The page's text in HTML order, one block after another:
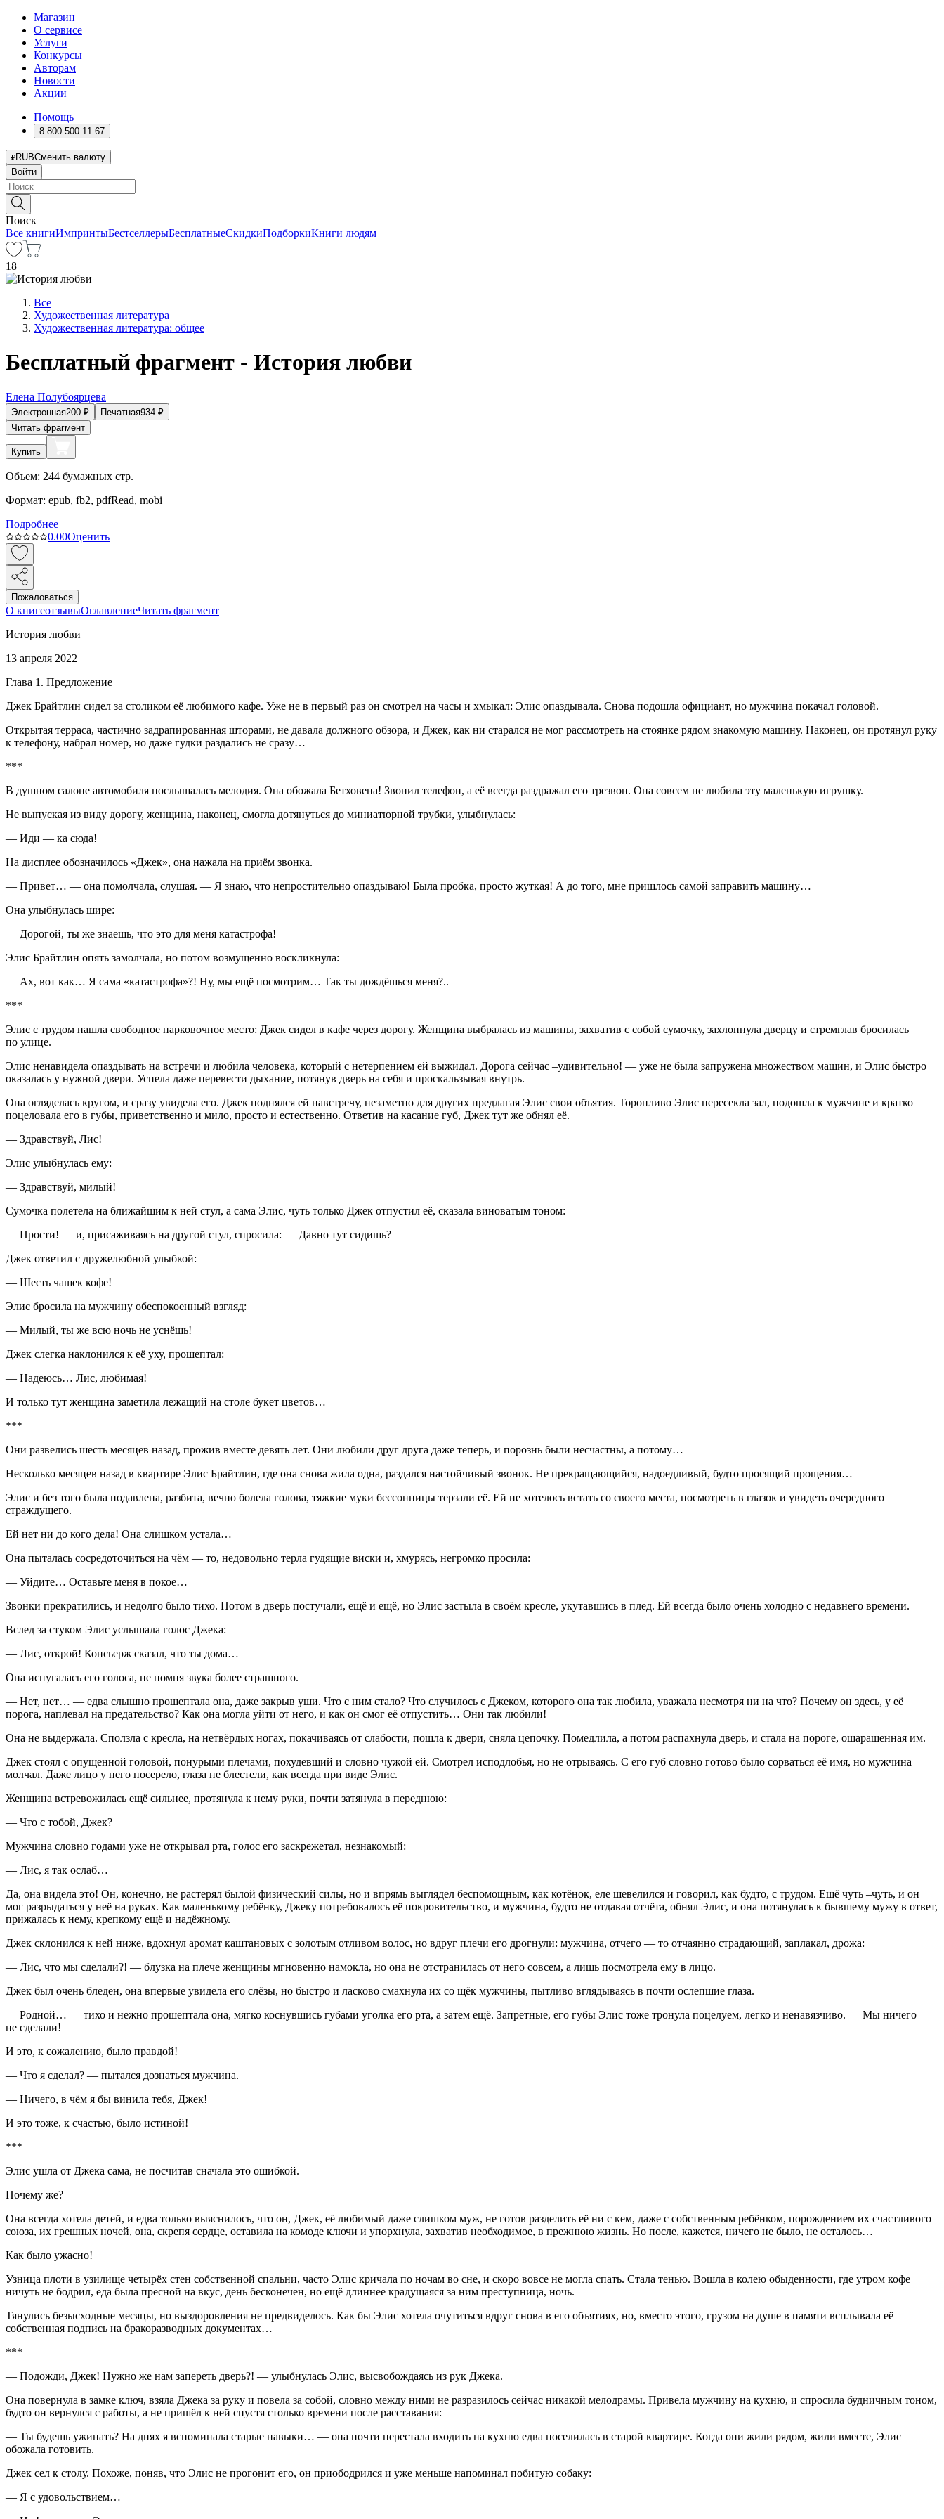
Магазин
О сервисе
Услуги
Конкурсы
Авторам
Новости
Акции
Помощь
8 800 500 11 67
RUBСменить валюту
Войти
Поиск
Все книгиИмпринтыБестселлерыБесплатныеСкидкиПодборкиКниги людям
18+
Все
Художественная литература
Художественная литература: общее
Бесплатный фрагмент - История любви
Елена Полубоярцева
Электронная200 ₽ Печатная934 ₽
Читать фрагмент
Купить
Объем: 244 бумажных стр.
Формат: epub, fb2, pdfRead, mobi
Подробнее
0.00Оценить
Пожаловаться
О книгеотзывыОглавлениеЧитать фрагмент
История любви
13 апреля 2022
Глава 1. Предложение
Джек Брайтлин сидел за столиком её любимого кафе. Уже не в первый раз он смотрел на часы и хмыкал: Элис опаздывала. Снова подошла официант, но мужчина покачал головой.
Открытая терраса, частично задрапированная шторами, не давала должного обзора, и Джек, как ни старался не мог рассмотреть на стоянке рядом знакомую машину. Наконец, он протянул руку
к телефону, набрал номер, но даже гудки раздались не сразу…
***
В душном салоне автомобиля послышалась мелодия. Она обожала Бетховена! Звонил телефон, а её всегда раздражал его трезвон. Она совсем не любила эту маленькую игрушку.
Не выпуская из виду дорогу, женщина, наконец, смогла дотянуться до миниатюрной трубки, улыбнулась:
— Иди — ка сюда!
На дисплее обозначилось «Джек», она нажала на приём звонка.
— Привет… — она помолчала, слушая. — Я знаю, что непростительно опаздываю! Была пробка, просто жуткая! А до того, мне пришлось самой заправить машину…
Она улыбнулась шире:
— Дорогой, ты же знаешь, что это для меня катастрофа!
Элис Брайтлин опять замолчала, но потом возмущенно воскликнула:
— Ах, вот как… Я сама «катастрофа»?! Ну, мы ещё посмотрим… Так ты дождёшься меня?..
***
Элис с трудом нашла свободное парковочное место: Джек сидел в кафе через дорогу. Женщина выбралась из машины, захватив с собой сумочку, захлопнула дверцу и стремглав бросилась
по улице.
Элис ненавидела опаздывать на встречи и любила человека, который с нетерпением ей выжидал. Дорога сейчас –удивительно! — уже не была запружена множеством машин, и Элис быстро
оказалась у нужной двери. Успела даже перевести дыхание, потянув дверь на себя и проскальзывая внутрь.
Она огляделась кругом, и сразу увидела его. Джек поднялся ей навстречу, незаметно для других предлагая Элис свои объятия. Торопливо Элис пересекла зал, подошла к мужчине и кратко
поцеловала его в губы, приветственно и мило, просто и естественно. Ответив на касание губ, Джек тут же обнял её.
— Здравствуй, Лис!
Элис улыбнулась ему:
— Здравствуй, милый!
Сумочка полетела на ближайшим к ней стул, а сама Элис, чуть только Джек отпустил её, сказала виноватым тоном:
— Прости! — и, присаживаясь на другой стул, спросила: — Давно тут сидишь?
Джек ответил с дружелюбной улыбкой:
— Шесть чашек кофе!
Элис бросила на мужчину обеспокоенный взгляд:
— Милый, ты же всю ночь не уснёшь!
Джек слегка наклонился к её уху, прошептал:
— Надеюсь… Лис, любимая!
И только тут женщина заметила лежащий на столе букет цветов…
***
Они развелись шесть месяцев назад, прожив вместе девять лет. Они любили друг друга даже теперь, и порознь были несчастны, а потому…
Несколько месяцев назад в квартире Элис Брайтлин, где она снова жила одна, раздался настойчивый звонок. Не прекращающийся, надоедливый, будто просящий прощения…
Элис и без того была подавлена, разбита, вечно болела голова, тяжкие муки бессонницы терзали её. Ей не хотелось встать со своего места, посмотреть в глазок и увидеть очередного
страждущего.
Ей нет ни до кого дела! Она слишком устала…
Она пыталась сосредоточиться на чём — то, недовольно терла гудящие виски и, хмурясь, негромко просила:
— Уйдите… Оставьте меня в покое…
Звонки прекратились, и недолго было тихо. Потом в дверь постучали, ещё и ещё, но Элис застыла в своём кресле, укутавшись в плед. Ей всегда было очень холодно с недавнего времени.
Вслед за стуком Элис услышала голос Джека:
— Лис, открой! Консьерж сказал, что ты дома…
Она испугалась его голоса, не помня звука более страшного.
— Нет, нет… — едва слышно прошептала она, даже закрыв уши. Что с ним стало? Что случилось с Джеком, которого она так любила, уважала несмотря ни на что? Почему он здесь, у её
порога, наплевал на предательство? Как она могла уйти от него, и как он смог её отпустить… Они так любили!
Она не выдержала. Сползла с кресла, на нетвёрдых ногах, покачиваясь от слабости, пошла к двери, сняла цепочку. Помедлила, а потом распахнула дверь, и стала на пороге, ошарашенная им.
Джек стоял с опущенной головой, понурыми плечами, похудевший и словно чужой ей. Смотрел исподлобья, но не отрываясь. С его губ словно готово было сорваться её имя, но мужчина
молчал. Даже лицо у него посерело, глаза не блестели, как всегда при виде Элис.
Женщина встревожилась ещё сильнее, протянула к нему руки, почти затянула в переднюю:
— Что с тобой, Джек?
Мужчина словно годами уже не открывал рта, голос его заскрежетал, незнакомый:
— Лис, я так ослаб…
Да, она видела это! Он, конечно, не растерял былой физический силы, но и впрямь выглядел беспомощным, как котёнок, еле шевелился и говорил, как будто, с трудом. Ещё чуть –чуть, и он
мог разрыдаться у неё на руках. Как маленькому ребёнку, Джеку потребовалось её покровительство, и мужчина, будто не отдавая отчёта, обнял Элис, и она потянулась к бывшему мужу в ответ,
прижалась к нему, крепкому ещё и надёжному.
Джек склонился к ней ниже, вдохнул аромат каштановых с золотым отливом волос, но вдруг плечи его дрогнули: мужчина, отчего — то отчаянно страдающий, заплакал, дрожа:
— Лис, что мы сделали?! — блузка на плече женщины мгновенно намокла, но она не отстранилась от него совсем, а лишь посмотрела ему в лицо.
Джек был очень бледен, она впервые увидела его слёзы, но быстро и ласково смахнула их со щёк мужчины, пытливо вглядываясь в почти ослепшие глаза.
— Родной… — тихо и нежно прошептала она, мягко коснувшись губами уголка его рта, а затем ещё. Запретные, его губы Элис тоже тронула поцелуем, легко и ненавязчиво. — Мы ничего
не сделали!
И это, к сожалению, было правдой!
— Что я сделал? — пытался дознаться мужчина.
— Ничего, в чём я бы винила тебя, Джек!
И это тоже, к счастью, было истиной!
***
Элис ушла от Джека сама, не посчитав сначала это ошибкой.
Почему же?
Она всегда хотела детей, и едва только выяснилось, что он, Джек, её любимый даже слишком муж, не готов разделить её ни с кем, даже с собственным ребёнком, порождением их счастливого
союза, их грешных ночей, она, скрепя сердце, оставила на комоде ключи и упорхнула, захватив необходимое, в прежнюю жизнь. Но после, кажется, ничего не было, не осталось…
Как было ужасно!
Узница плоти в узилище четырёх стен собственной спальни, часто Элис кричала по ночам во сне, и скоро вовсе не могла спать. Стала тенью. Вошла в колею обыденности, где утром кофе
ничуть не бодрил, еда была пресной на вкус, день бесконечен, но ещё длиннее крадущаяся за ним преступница, ночь.
Тянулись безысходные месяцы, но выздоровления не предвиделось. Как бы Элис хотела очутиться вдруг снова в его объятиях, но, вместо этого, грузом на душе в памяти всплывала её
собственная подпись на бракоразводных документах…
***
— Подожди, Джек! Нужно же нам запереть дверь?! — улыбнулась Элис, высвобождаясь из рук Джека.
Она повернула в замке ключ, взяла Джека за руку и повела за собой, словно между ними не разразилось сейчас никакой мелодрамы. Привела мужчину на кухню, и спросила будничным тоном,
будто он вернулся с работы, а не пришёл к ней спустя столько времени после расставания:
— Ты будешь ужинать? На днях я вспоминала старые навыки… — она почти перестала входить на кухню едва поселилась в старой квартире. Когда они жили рядом, жили вместе, Элис
обожала готовить.
Джек сел к столу. Похоже, поняв, что Элис не прогонит его, он приободрился и уже меньше напоминал побитую собаку:
— Я с удовольствием…